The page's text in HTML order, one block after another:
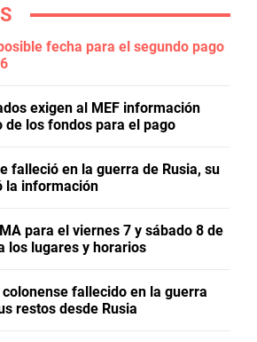
fecha para el segundo pago
exigen al MEF información
de los fondos para el pago
falleció en la guerra de Rusia, su
la información
para el viernes 7 y sábado 8 de
los lugares y horarios
fallecido en la guerra
restos desde Rusia